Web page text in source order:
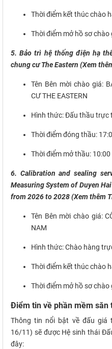
Thời điểm kết thúc chào
Thời điểm mở hồ sơ
5. Bảo trì hệ thống điện hạ
chung cư The Eastern (Xem
Tên Bên mời chào giá:
CƯ THE EASTERN
Hình thức: Đấu thầu trực
Thời điểm đóng thầu:
Thời điểm mở thầu:
6. Calibration and sealing
Measuring System of Duyen
from 2026 to 2028 (Xem thêm
Tên Bên mời chào giá:
NAM
Hình thức: Chào hàng
Thời điểm kết thúc chào
Thời điểm mở hồ sơ
Điểm tin về phần mềm săn
Thông tin nổi bật về đấu
16/11) sẽ được Hệ sinh thái
đây: